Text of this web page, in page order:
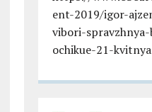
ent-2019/igor-
vibori-
ochikue-21-